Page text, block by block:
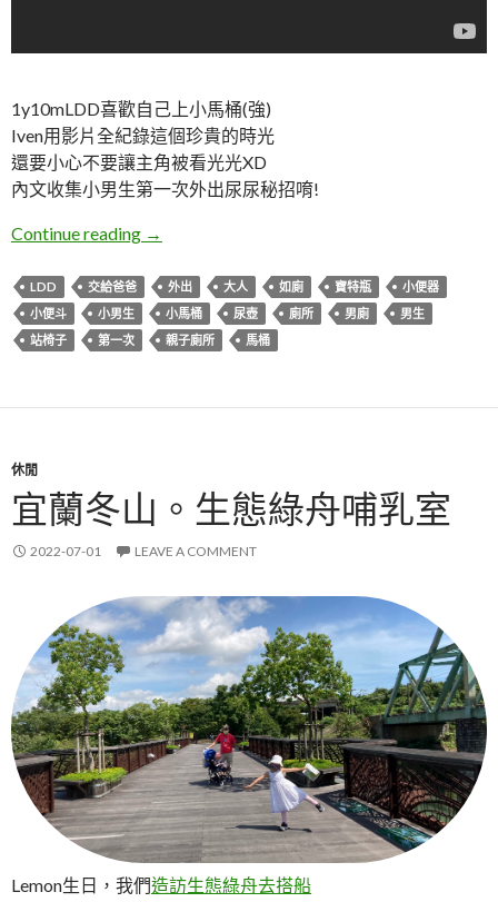
1y10mLDD喜歡自己上小馬桶(強)
Iven用影片全紀錄這個珍貴的時光
還要小心不要讓主角被看光光XD
內文收集小男生第一次外出尿尿秘招唷!
Continue reading DD。我會上小馬桶
→
LDD 交給爸爸 外出 大人 如廁 寶特瓶
小便器
小便斗
小男生 小馬桶 尿壺 廁所 男廁
男生
站椅子
第一次 親子廁所 馬桶
休閒
宜蘭冬山。生態綠舟哺乳室
2022-07-01 LEAVE A COMMENT
Lemon生日，我們造訪生態綠舟去搭船